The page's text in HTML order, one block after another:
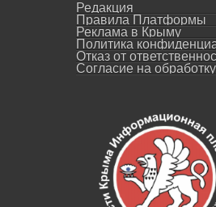
Редакция
Правила Платформы
Реклама в Крыму
Политика
Отказ от
Согласие на